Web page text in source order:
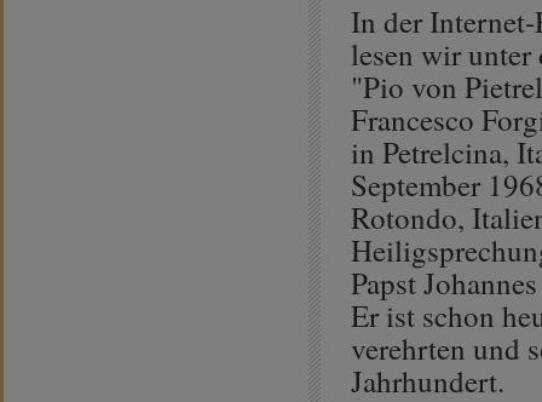
In der
lesen wir unter
"Pio von
Francesco
in Petrelcina,
September
Rotondo,
Papst
Er ist schon
verehrten und
Jahrhundert.